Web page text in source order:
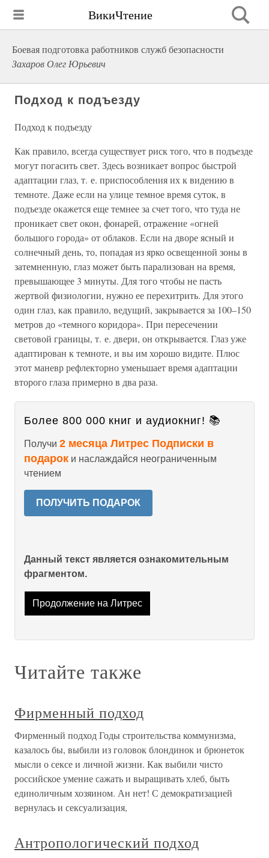
ВикиЧтение
Боевая подготовка работников служб безопасности
Захаров Олег Юрьевич
Подход к подъезду
Подход к подъезду
Как правило, всегда существует риск того, что в подъезде
могут погасить свет. Здесь возникает вопрос быстрой
адаптации глаз, т. е. приспособления их к видению в
темноте. Даже если на улице темное время суток, в
подъезде окажется еще темнее за счет того, что туда не
проникает свет окон, фонарей, отражение «огней
большого города» от облаков. Если на дворе ясный и
солнечный день, то, попадая из ярко освещенной зоны в
затемненную, глаз может быть парализован на время,
превышающее 3 минуты. Для того чтобы не пасть
жертвой физиологии, нужно ее перехитрить. Для этого
один глаз, как правило, ведущий, закрывается за 100–150
метров до «темного коридора». При пересечении
световой границы, т. е. двери, он открывается. Глаз уже
адаптирован к темноте, и вы им хорошо видите. Плюс
этот маневр рефлекторно уменьшает время адаптации
второго глаза примерно в два раза.
Более 800 000 книг и аудиокниг! 📚
Получи 2 месяца Литрес Подписки в
подарок и наслаждайся неограниченным
чтением
ПОЛУЧИТЬ ПОДАРОК
Данный текст является ознакомительным
фрагментом.
Продолжение на Литрес
Читайте также
Фирменный подход
Фирменный подход Годы строительства коммунизма,
казалось бы, выбили из головок блондинок и брюнеток
мысли о сексе и личной жизни. Как выбили чисто
российское умение сажать и выращивать хлеб, быть
единоличным хозяином. Ан нет! С демократизацией
вернулась и сексуализация,
Антропологический подход